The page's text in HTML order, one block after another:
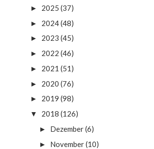
► 2025 (37)
► 2024(48)
► 2023 (45)
► 2022 (46)
► 2021 (51)
► 2020 (76)
► 2019 (98)
▼ 2018 (126)
► Dezember(6)
► November(10)